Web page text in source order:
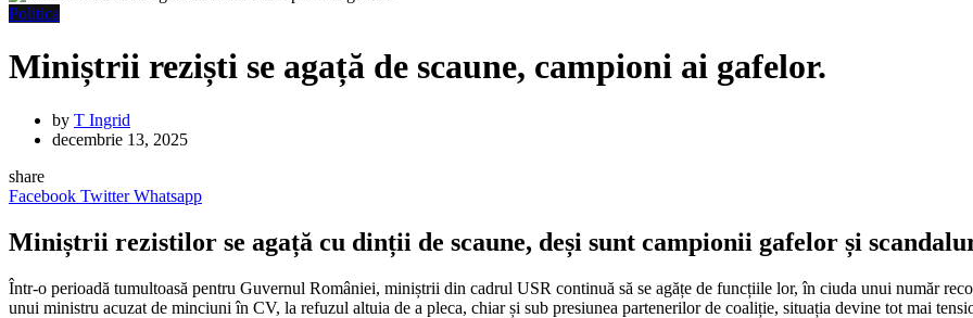
Politica
Miniștrii reziști se agață de scaune, campioni ai gafelor.
by T Ingrid
decembrie 13, 2025
share
Facebook Twitter Whatsapp
Miniștrii rezistilor se agață cu dinții de scaune, deși sunt campionii gafelor și
Într-o perioadă tumultoasă pentru Guvernul României, miniștrii din cadrul USR continuă să se agățe de funcțiile lor, în ciuda unui număr
unui ministru acuzat de minciuni în CV, la refuzul altuia de a pleca, chiar și sub presiunea partenerilor de coaliție, situația devine tot mai